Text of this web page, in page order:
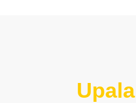
Upala